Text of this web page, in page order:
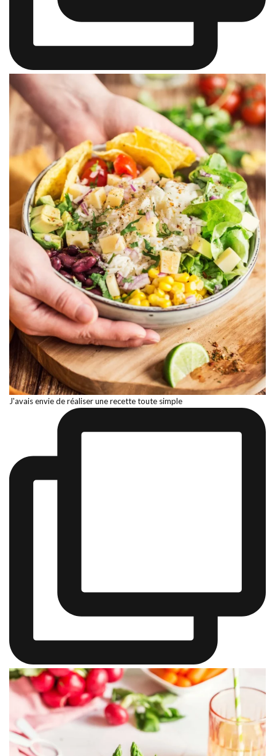
J'avais envie de réaliser une recette toute simple